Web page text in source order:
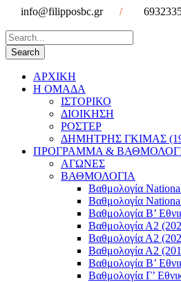
info@filipposbc.gr /
ΑΡΧΙΚΗ
Η ΟΜΑΔΑ
ΙΣΤΟΡΙΚΟ
ΔΙΟΙΚΗΣΗ
ΡΟΣΤΕΡ
ΔΗΜΗΤΡΗΣ ΓΚΙΜΑΣ
ΠΡΟΓΡΑΜΜΑ &
ΑΓΩΝΕΣ
ΒΑΘΜΟΛΟΓΙΑ
Βαθμολογία
Βαθμολογία
Βαθμολογία Β’
Βαθμολογία Α2
Βαθμολογία Α2
Βαθμολογία Α2
Βαθμολογία B’
Βαθμολογία Γ’